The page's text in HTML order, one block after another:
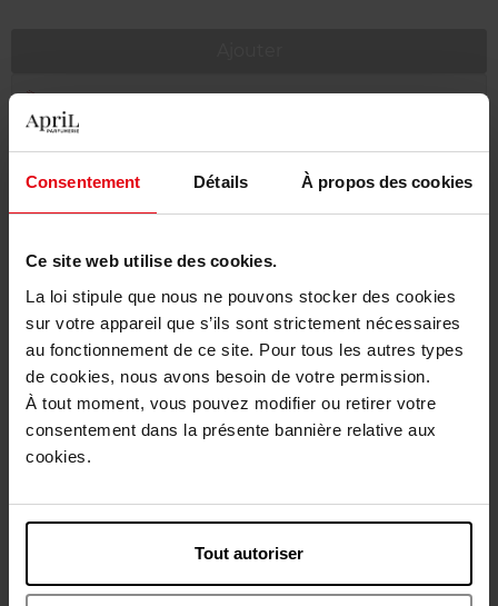
Consentement Détails À propos des cookies
Ce site web utilise des cookies.
La loi stipule que nous ne pouvons stocker des cookies
sur votre appareil que s’ils sont strictement nécessaires
au fonctionnement de ce site. Pour tous les autres types
de cookies, nous avons besoin de votre permission.
À tout moment, vous pouvez modifier ou retirer votre
consentement dans la présente bannière relative aux
cookies.
Tout autoriser
Livraison gratuite à partir de 55€
Retour gratuit dans votre magasin
Emballage cadeau offert
Description
Conseil d'utilisation